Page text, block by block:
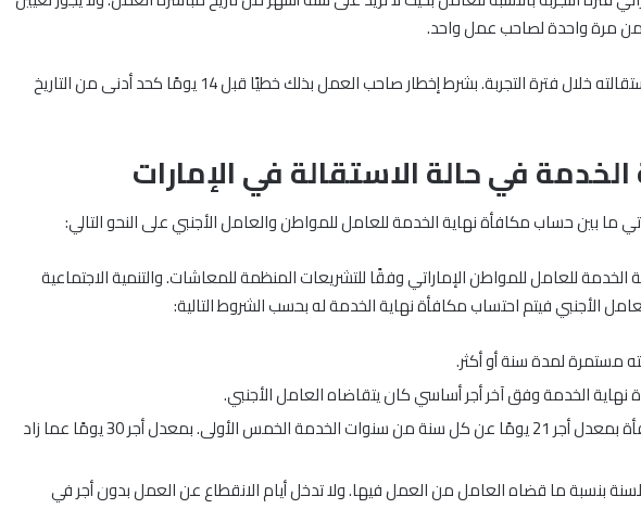
من مرة واحدة لصاحب عمل واحد.
ويمكن للعامل تقديم استقالته خلال فترة التجربة. بشرط إخطار صاحب العمل بذلك خطيًا قبل 14 يومًا كحد أدنى من التاريخ
في حالة الاستقالة في الإمارات
ما بين حساب مكافأة نهاية الخدمة للعامل للمواطن والعامل الأجنبي على النحو التالي:
الخدمة للعامل للمواطن الإماراتي وفقًا للتشريعات المنظمة للمعاشات. والتنمية الاجتماعية
الأجنبي فيتم احتساب مكافأة نهاية الخدمة له بحسب الشروط التالية:
مستمرة لمدة سنة أو أكثر.
نهاية الخدمة وفق آخر أجر أساسي كان يتقاضاه العامل الأجنبي.
يتم احتساب المكافأة بمعدل أجر 21 يومًا عن كل سنة من سنوات الخدمة الخمس الأولى. بمعدل أجر 30 يومًا عما زاد
بنسبة ما قضاه العامل من العمل فيها. ولا تدخل أيام الانقطاع عن العمل بدون أجر في